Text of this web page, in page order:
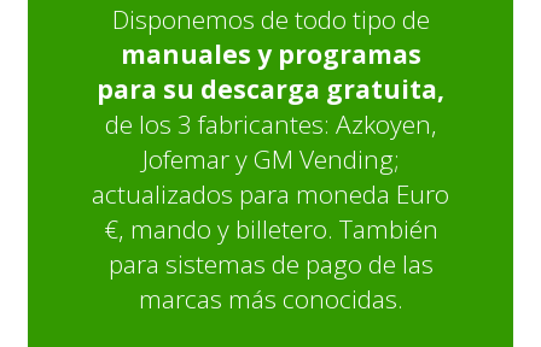
Disponemos de todo tipo de
manuales y programas
para su descarga gratuita,
de los 3 fabricantes: Azkoyen,
Jofemar y GM Vending;
actualizados para moneda Euro
€, mando y billetero. También
para sistemas de pago de las
marcas más conocidas.